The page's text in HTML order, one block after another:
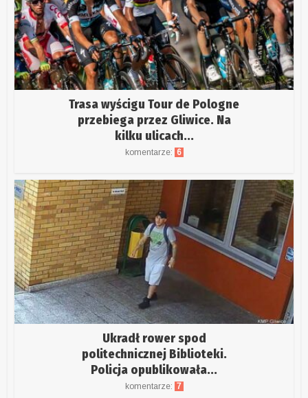
Trasa wyścigu Tour de Pologne
przebiega przez Gliwice. Na
kilku ulicach...
komentarze: 6
Ukradł rower spod
politechnicznej Biblioteki.
Policja opublikowała...
komentarze: 7